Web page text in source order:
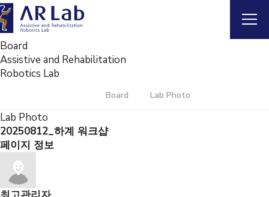
Board
Assistive and Rehabilitation
Robotics Lab
Board Lab Photo
Lab Photo
20250812_하계 워크샵
페이지 정보